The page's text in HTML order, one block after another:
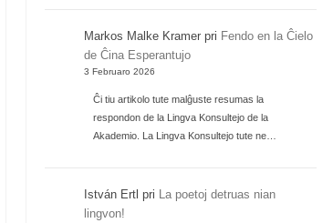
Markos Malke Kramerpri Fendo en la Ĉielo
de Ĉina Esperantujo
3 Februaro 2026
Ĉi tiu artikolo tute malĝuste resumas la
respondon de la Lingva Konsultejo de la
Akademio. La Lingva Konsultejo tute ne…
István Ertl pri La poetoj detruas nian
lingvon!